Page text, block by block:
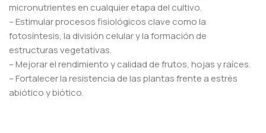
micronutrientes en cualquier etapa del cultivo.
– Estimular procesos fisiológicos clave como la
fotosíntesis, la división celular y la formación de
estructuras vegetativas.
– Mejorar el rendimiento y calidad de frutos, hojas y raíces.
– Fortalecer la resistencia de las plantas frente a estrés
abiótico y biótico.